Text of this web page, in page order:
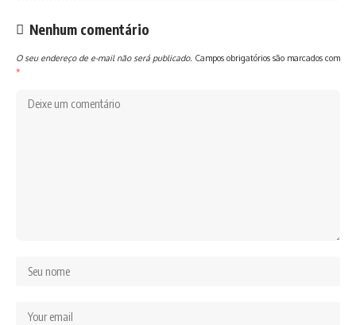
Nenhum comentário
O seu endereço de e-mail não será publicado. Campos obrigatórios são marcados com
*